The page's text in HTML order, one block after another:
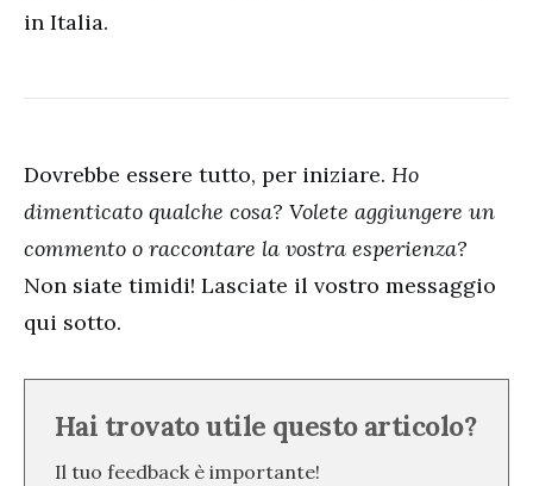
in Italia.
Dovrebbe essere tutto, per iniziare. Ho
dimenticato qualche cosa? Volete aggiungere un
commento o raccontare la vostra esperienza?
Non siate timidi! Lasciate il vostro messaggio
qui sotto.
Hai trovato utile questo articolo?
Il tuo feedback è importante!